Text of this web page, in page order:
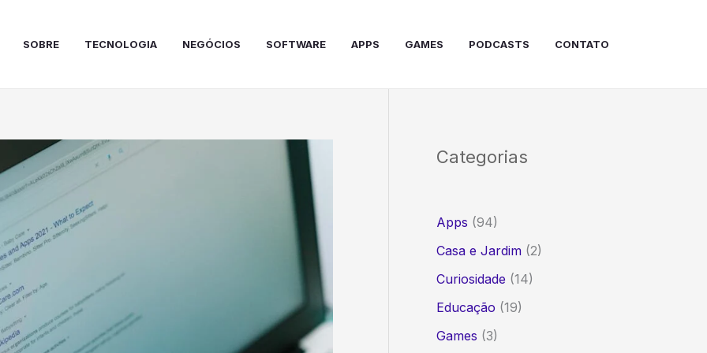
SOBRE TECNOLOGIA NEGÓCIOS SOFTWARE APPS GAMES PODCASTS CONTATO
Categorias
Apps (94)
Casa e Jardim(2)
Curiosidade (14)
Educação (19)
Games (3)